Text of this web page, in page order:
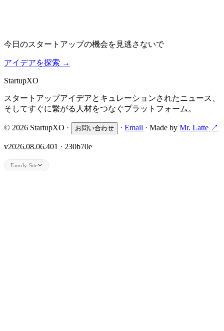
今日のスタートアップの機会を見逃さないで
アイデアを探索 →
StartupXO
スタートアップアイデアとキュレーションされたニュース、
そしてすぐに繋がる人材をつなぐプラットフォーム。
© 2026 StartupXO · お問い合わせ · Email · Made by Mr. Latte ↗
v2026.08.06.401 · 230b70e
Family Site